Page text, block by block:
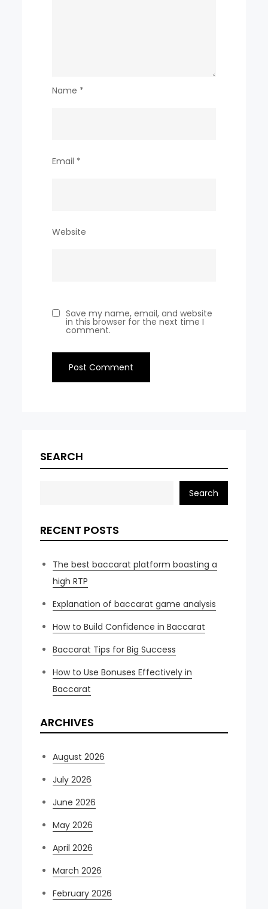
Name *
Email *
Website
Save my name, email, and website
in this browser for the next time I
comment.
SEARCH
Search
RECENT POSTS
The best baccarat platform boasting a
high RTP
Explanation of baccarat game analysis
How to Build Confidence in Baccarat
Baccarat Tips for Big Success
How to Use Bonuses Effectively in
Baccarat
ARCHIVES
August 2026
July 2026
June 2026
May 2026
April 2026
March 2026
February 2026